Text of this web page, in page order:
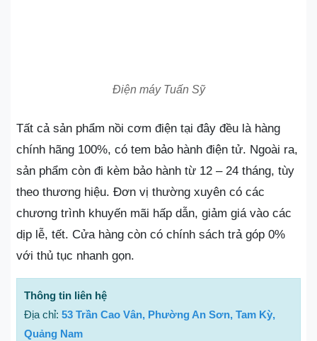
Điện máy Tuấn Sỹ
Tất cả sản phẩm nồi cơm điện tại đây đều là hàng
chính hãng 100%, có tem bảo hành điện tử. Ngoài ra,
sản phẩm còn đi kèm bảo hành từ 12 – 24 tháng, tùy
theo thương hiệu. Đơn vị thường xuyên có các
chương trình khuyến mãi hấp dẫn, giảm giá vào các
dịp lễ, tết. Cửa hàng còn có chính sách trả góp 0%
với thủ tục nhanh gọn.
Thông tin liên hệ
Địa chỉ: 53 Trần Cao Vân, Phường An Sơn, Tam Kỳ,
Quảng Nam